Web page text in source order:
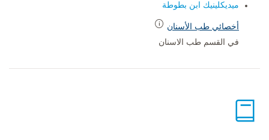
ميديكلينيك ابن بطوطة
أخصائي طب الأسنان
في القسم طب الاسنان